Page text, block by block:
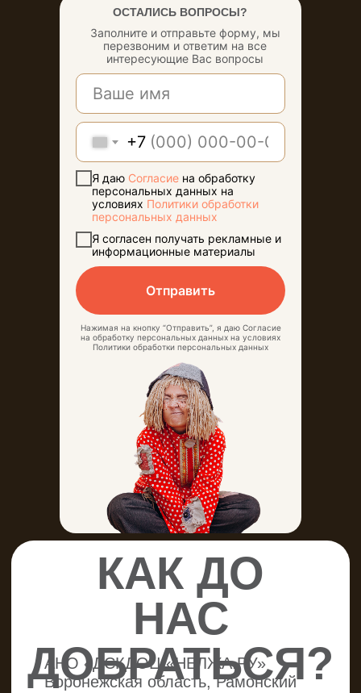
Заполните и отправьте форму, мы
перезвоним и ответим на все
интересующие Вас вопросы
+7
Я даю Согласие на обработку
персональных данных на
условиях Политики обработки
персональных данных
Я согласен получать рекламные и
информационные материалы
Отправить
Нажимая на кнопку “Отправить”, я даю Согласие
на обработку персональных данных на условиях
Политики обработки персональных данных
ОСТАЛИСЬ ВОПРОСЫ?
ЖДЕМ
ВАС
КАЖДЫЙ
ДЕНЬ!